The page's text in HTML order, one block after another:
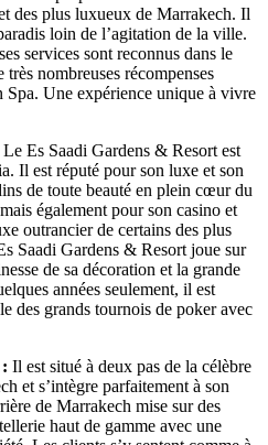
des plus luxueux de Marrakech. Il
loin de l’agitation de la ville.
services sont reconnus dans le
nombreuses récompenses
Spa. Une expérience unique à vivre
Le Es Saadi Gardens & Resort est
Il est réputé pour son luxe et son
de toute beauté en plein cœur du
également pour son casino et
outrancier de certains des plus
Saadi Gardens & Resort joue sur
de sa décoration et la grande
années seulement, il est
des grands tournois de poker avec
Il est situé à deux pas de la célèbre
et s’intègre parfaitement à son
de Marrakech mise sur des
haut de gamme avec une